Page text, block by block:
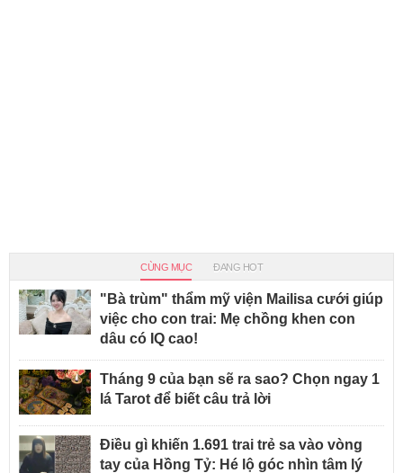
CÙNG MỤC ĐANG HOT
"Bà trùm" thẩm mỹ viện Mailisa cưới giúp
việc cho con trai: Mẹ chồng khen con
dâu có IQ cao!
Tháng 9 của bạn sẽ ra sao? Chọn ngay 1
lá Tarot để biết câu trả lời
Điều gì khiến 1.691 trai trẻ sa vào vòng
tay của Hồng Tỷ: Hé lộ góc nhìn tâm lý